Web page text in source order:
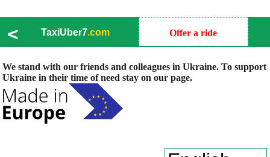
< TaxiUber7.com Offer a ride
We stand with our friends and colleagues in Ukraine. To support
Ukraine in their time of need stay on our page.